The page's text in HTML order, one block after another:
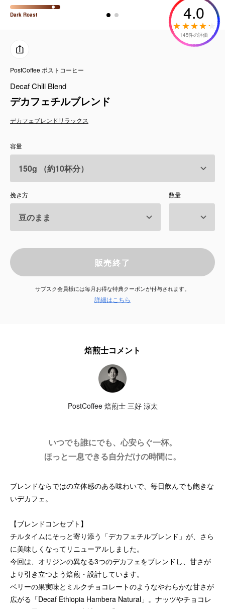
CFFBNS
ギフトセット
リキッド
特集
卸販売
コーヒーのサブスク
お知らせ
よくある質問
店舗情報
Dark Roast 4.0
145件の評価
PostCoffee ポストコーヒー
Decaf Chill Blend
デカフェチルブレンド
デカフェブレンドリラックス
容量
挽き方 数量
販売終了
サブスク会員様には毎月お得な特典クーポンが付与されます。
詳細はこちら
焙煎士コメント
PostCoffee 焙煎士 三好 涼太
いつでも誰にでも、心安らぐ一杯。
ほっと一息できる自分だけの時間に。
ブレンドならではの立体感のある味わいで、毎日飲んでも飽きな
いデカフェ。
【ブレンドコンセプト】
チルタイムにそっと寄り添う「デカフェチルブレンド」が、さら
に美味しくなってリニューアルしました。
今回は、オリジンの異なる3つのデカフェをブレンドし、甘さが
より引き立つよう焙煎・設計しています。
ベリーの果実味とミルクチョコレートのようなやわらかな甘さが
広がる「Decaf Ethiopia Hambera Natural」。ナッツやチョコレ